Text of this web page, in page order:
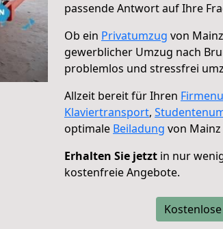
passende Antwort auf Ihre
Ob ein Privatumzug von
gewerblicher Umzug nach
problemlos und stressfrei
Allzeit bereit für Ihren
Klaviertransport,
optimale Beiladung von
Erhalten Sie jetzt in nur
kostenfreie Angebote.